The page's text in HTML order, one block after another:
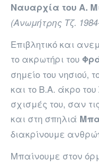
Ναυαρχία του Α.
(Ανωμήτρης Τζ.
Επιβλητικό και
το ακρωτήρι του
σημείο του νησιού,
και το Β.Α. άκρο
σχισμές του, σαν
και στη σπηλιά
διακρίνουμε
Μπαίνουμε στον